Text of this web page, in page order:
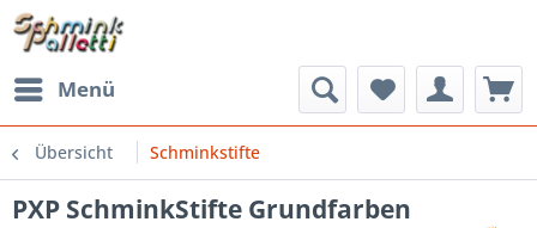
Menü
Übersicht Schminkstifte
PXP SchminkStifte Grundfarben